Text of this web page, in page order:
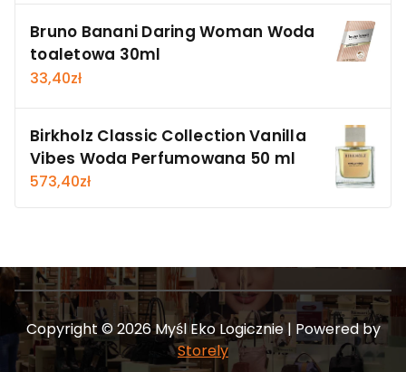
Bruno Banani Daring Woman Woda
toaletowa 30ml
33,40zł
Birkholz Classic Collection Vanilla
Vibes Woda Perfumowana 50 ml
573,40zł
Copyright © 2026 Myśl Eko Logicznie | Powered by
Storely